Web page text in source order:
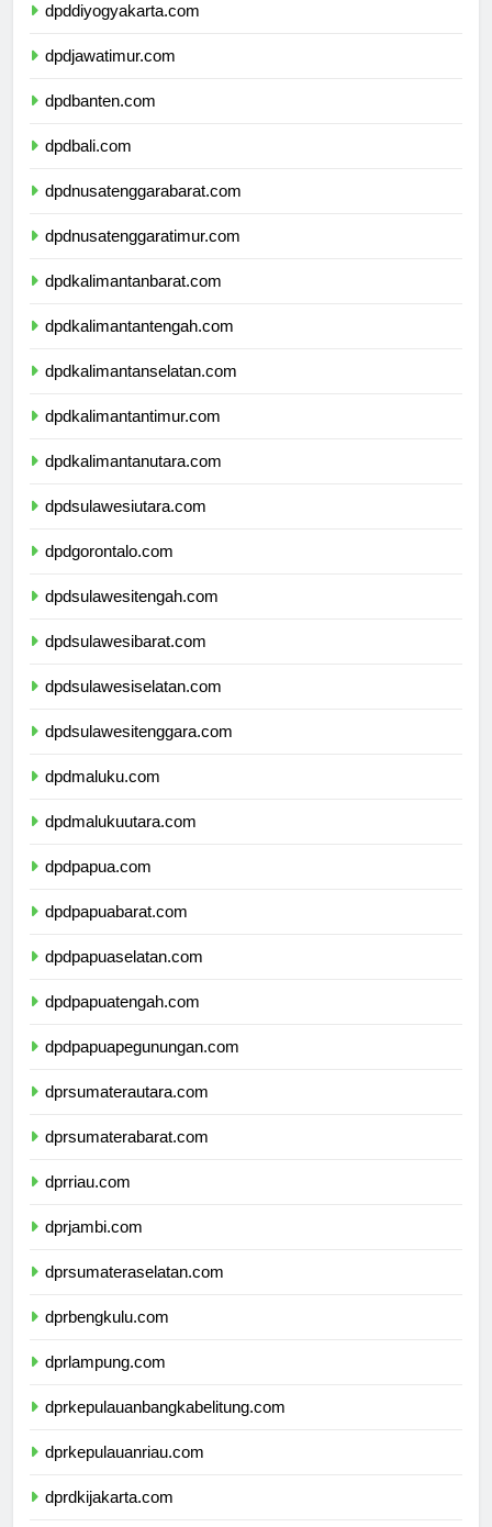
dpddiyogyakarta.com
dpdjawatimur.com
dpdbanten.com
dpdbali.com
dpdnusatenggarabarat.com
dpdnusatenggaratimur.com
dpdkalimantanbarat.com
dpdkalimantantengah.com
dpdkalimantanselatan.com
dpdkalimantantimur.com
dpdkalimantanutara.com
dpdsulawesiutara.com
dpdgorontalo.com
dpdsulawesitengah.com
dpdsulawesibarat.com
dpdsulawesiselatan.com
dpdsulawesitenggara.com
dpdmaluku.com
dpdmalukuutara.com
dpdpapua.com
dpdpapuabarat.com
dpdpapuaselatan.com
dpdpapuatengah.com
dpdpapuapegunungan.com
dprsumaterautara.com
dprsumaterabarat.com
dprriau.com
dprjambi.com
dprsumateraselatan.com
dprbengkulu.com
dprlampung.com
dprkepulauanbangkabelitung.com
dprkepulauanriau.com
dprdkijakarta.com